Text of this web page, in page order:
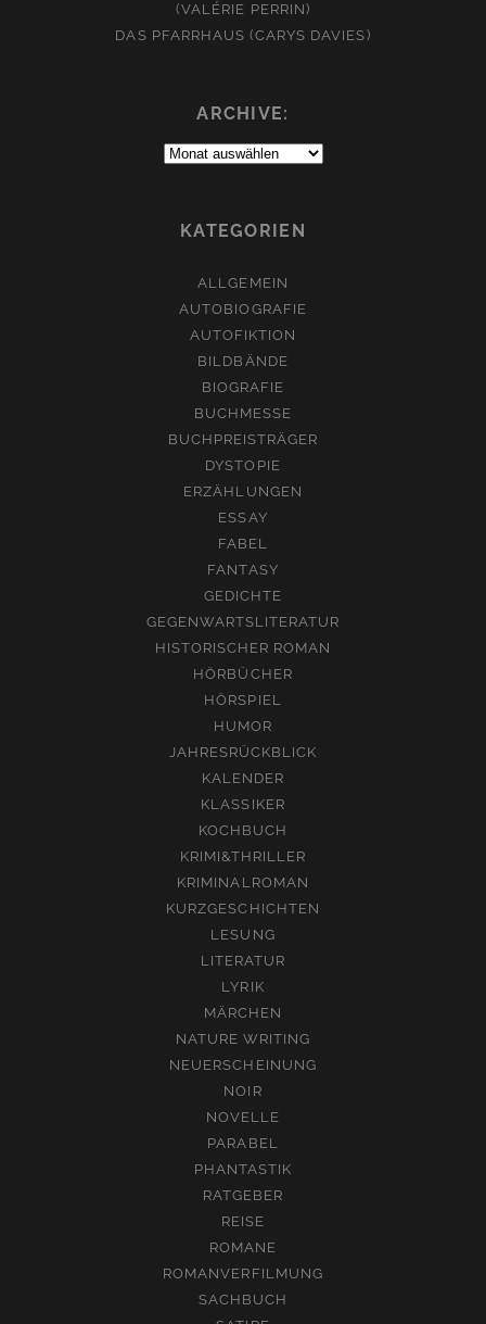
(VALÉRIE PERRIN)
DAS PFARRHAUS (CARYS DAVIES)
ARCHIVE:
Archive:
KATEGORIEN
ALLGEMEIN
AUTOBIOGRAFIE
AUTOFIKTION
BILDBÄNDE
BIOGRAFIE
BUCHMESSE
BUCHPREISTRÄGER
DYSTOPIE
ERZÄHLUNGEN
ESSAY
FABEL
FANTASY
GEDICHTE
GEGENWARTSLITERATUR
HISTORISCHER ROMAN
HÖRBÜCHER
HÖRSPIEL
HUMOR
JAHRESRÜCKBLICK
KALENDER
KLASSIKER
KOCHBUCH
KRIMI&THRILLER
KRIMINALROMAN
KURZGESCHICHTEN
LESUNG
LITERATUR
LYRIK
MÄRCHEN
NATURE WRITING
NEUERSCHEINUNG
NOIR
NOVELLE
PARABEL
PHANTASTIK
RATGEBER
REISE
ROMANE
ROMANVERFILMUNG
SACHBUCH